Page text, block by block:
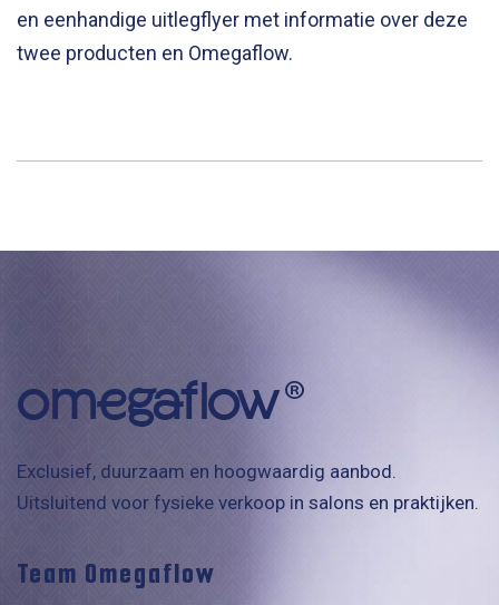
en eenhandige uitlegflyer met informatie over deze
twee producten en Omegaflow.
Exclusief, duurzaam en hoogwaardig aanbod.
Uitsluitend voor fysieke verkoop in salons en praktijken.
Team Omegaflow